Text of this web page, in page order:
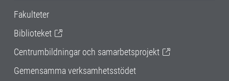
Fakulteter
Biblioteket
Centrumbildningar och samarbetsprojekt
Gemensamma verksamhetsstödet